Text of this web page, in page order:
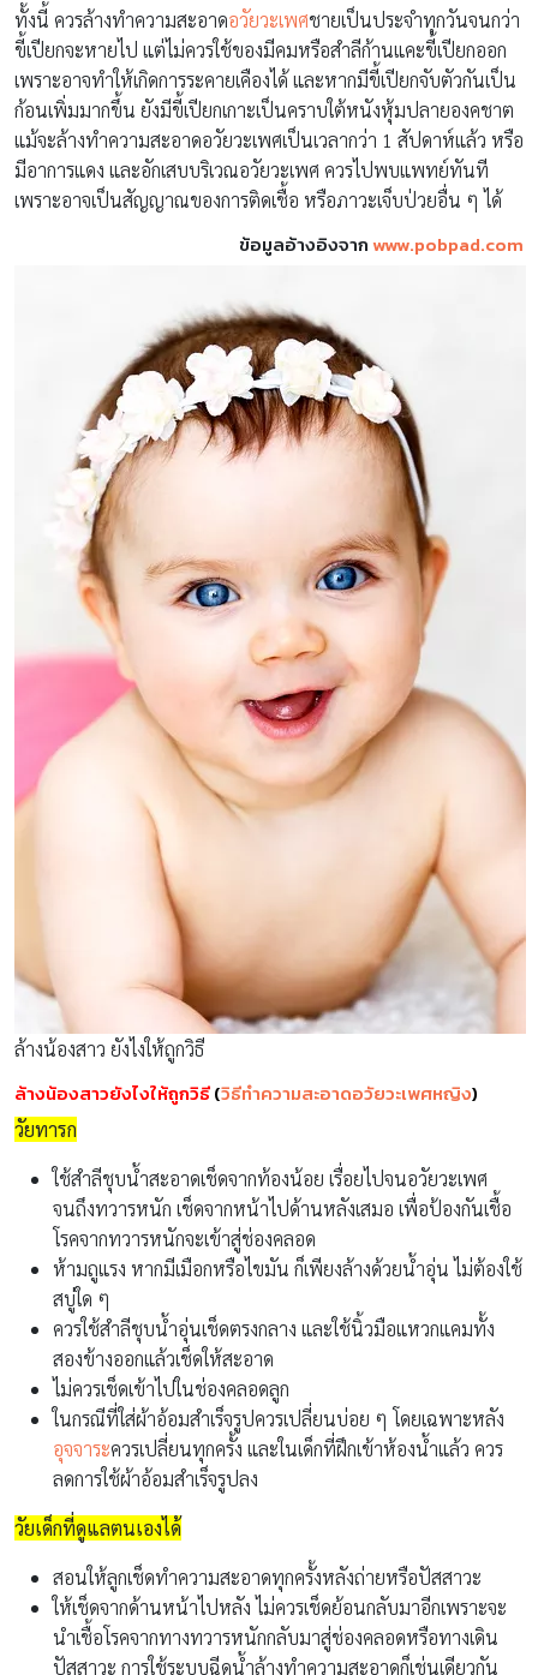
ทั้งนี้ ควรล้างทำความสะอาดอวัยวะเพศชายเป็นประจำทุกวันจนกว่า
ขี้เปียกจะหายไป แต่ไม่ควรใช้ของมีคมหรือสำลีก้านแคะขี้เปียกออก
เพราะอาจทำให้เกิดการระคายเคืองได้ และหากมีขี้เปียกจับตัวกันเป็น
ก้อนเพิ่มมากขึ้น ยังมีขี้เปียกเกาะเป็นคราบใต้หนังหุ้มปลายองคชาต
แม้จะล้างทำความสะอาดอวัยวะเพศเป็นเวลากว่า 1 สัปดาห์แล้ว หรือ
มีอาการแดง และอักเสบบริเวณอวัยวะเพศ ควรไปพบแพทย์ทันที
เพราะอาจเป็นสัญญาณของการติดเชื้อ หรือภาวะเจ็บป่วยอื่น ๆ ได้
ข้อมูลอ้างอิงจากwww.pobpad.com
ล้างน้องสาว ยังไงให้ถูกวิธี
ล้างน้องสาวยังไงให้ถูกวิธี(วิธีทำความสะอาดอวัยวะเพศหญิง)
วัยทารก
ใช้สำลีชุบน้ำสะอาดเช็ดจากท้องน้อย เรื่อยไปจนอวัยวะเพศ
จนถึงทวารหนัก เช็ดจากหน้าไปด้านหลังเสมอ เพื่อป้องกันเชื้อ
โรคจากทวารหนักจะเข้าสู่ช่องคลอด
ห้ามถูแรง หากมีเมือกหรือไขมัน ก็เพียงล้างด้วยน้ำอุ่น ไม่ต้องใช้
สบู่ใด ๆ
ควรใช้สำลีชุบน้ำอุ่นเช็ดตรงกลาง และใช้นิ้วมือแหวกแคมทั้ง
สองข้างออกแล้วเช็ดให้สะอาด
ไม่ควรเช็ดเข้าไปในช่องคลอดลูก
ในกรณีที่ใส่ผ้าอ้อมสำเร็จรูปควรเปลี่ยนบ่อย ๆ โดยเฉพาะหลัง
อุจจาระควรเปลี่ยนทุกครั้ง และในเด็กที่ฝึกเข้าห้องน้ำแล้ว ควร
ลดการใช้ผ้าอ้อมสำเร็จรูปลง
วัยเด็กที่ดูแลตนเองได้
สอนให้ลูกเช็ดทำความสะอาดทุกครั้งหลังถ่ายหรือปัสสาวะ
ให้เช็ดจากด้านหน้าไปหลัง ไม่ควรเช็ดย้อนกลับมาอีกเพราะจะ
นำเชื้อโรคจากทางทวารหนักกลับมาสู่ช่องคลอดหรือทางเดิน
ปัสสาวะ การใช้ระบบฉีดน้ำล้างทำความสะอาดก็เช่นเดียวกัน